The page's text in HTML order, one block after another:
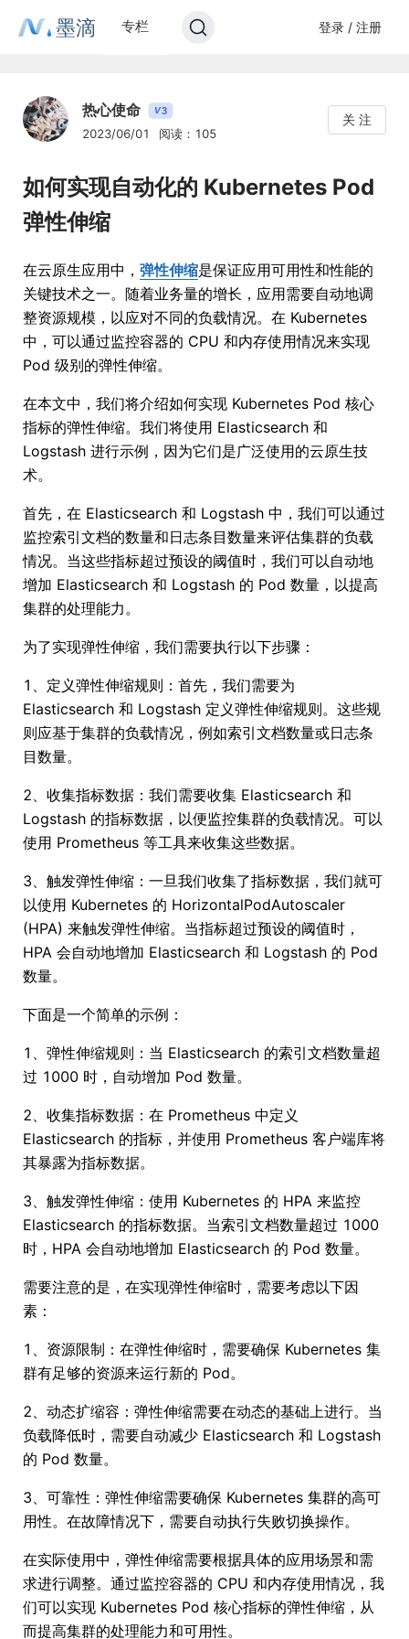
墨滴 专栏 登录 / 注册
热心使命 V3
2023/06/01 阅读：105
关 注
如何实现自动化的 Kubernetes Pod
弹性伸缩
在云原生应用中， 弹性伸缩是保证应用可用性和性能的
关键技术之一。随着业务量的增长，应用需要自动地调
整资源规模，以应对不同的负载情况。在 Kubernetes
中，可以通过监控容器的 CPU 和内存使用情况来实现
Pod 级别的弹性伸缩。
在本文中，我们将介绍如何实现 Kubernetes Pod 核心
指标的弹性伸缩。我们将使用 Elasticsearch 和
Logstash 进行示例，因为它们是广泛使用的云原生技
术。
首先，在 Elasticsearch 和 Logstash 中，我们可以通过
监控索引文档的数量和日志条目数量来评估集群的负载
情况。当这些指标超过预设的阈值时，我们可以自动地
增加 Elasticsearch 和 Logstash 的 Pod 数量，以提高
集群的处理能力。
为了实现弹性伸缩，我们需要执行以下步骤：
1、定义弹性伸缩规则：首先，我们需要为
Elasticsearch 和 Logstash 定义弹性伸缩规则。这些规
则应基于集群的负载情况，例如索引文档数量或日志条
目数量。
2、收集指标数据：我们需要收集 Elasticsearch 和
Logstash 的指标数据，以便监控集群的负载情况。可以
使用 Prometheus 等工具来收集这些数据。
3、触发弹性伸缩：一旦我们收集了指标数据，我们就可
以使用 Kubernetes 的 HorizontalPodAutoscaler
(HPA) 来触发弹性伸缩。当指标超过预设的阈值时，
HPA 会自动地增加 Elasticsearch 和 Logstash 的 Pod
数量。
下面是一个简单的示例：
1、弹性伸缩规则：当 Elasticsearch 的索引文档数量超
过 1000 时，自动增加 Pod 数量。
2、收集指标数据：在 Prometheus 中定义
Elasticsearch 的指标，并使用 Prometheus 客户端库将
其暴露为指标数据。
3、触发弹性伸缩：使用 Kubernetes 的 HPA 来监控
Elasticsearch 的指标数据。当索引文档数量超过 1000
时，HPA 会自动地增加 Elasticsearch 的 Pod 数量。
需要注意的是，在实现弹性伸缩时，需要考虑以下因
素：
1、资源限制：在弹性伸缩时，需要确保 Kubernetes 集
群有足够的资源来运行新的 Pod。
2、动态扩缩容：弹性伸缩需要在动态的基础上进行。当
负载降低时，需要自动减少 Elasticsearch 和 Logstash
的 Pod 数量。
3、可靠性：弹性伸缩需要确保 Kubernetes 集群的高可
用性。在故障情况下，需要自动执行失败切换操作。
在实际使用中，弹性伸缩需要根据具体的应用场景和需
求进行调整。通过监控容器的 CPU 和内存使用情况，我
们可以实现 Kubernetes Pod 核心指标的弹性伸缩，从
而提高集群的处理能力和可用性。